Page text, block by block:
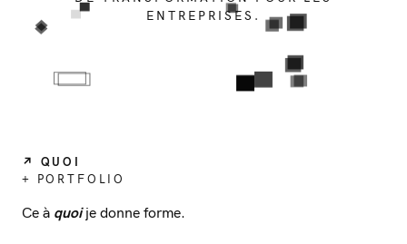
ENTREPRISES.
↗ QUOI
+ PORTFOLIO
Ce à quoije donne forme.